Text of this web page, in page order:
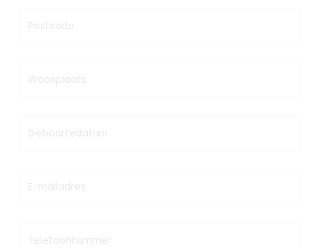
Postcode
Woonplaats
Geboortedatum
E-mailadres
Telefoonnummer